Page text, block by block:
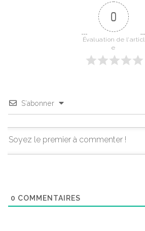
0
Évaluation de l'articl
e
S’abonner
0 COMMENTAIRES